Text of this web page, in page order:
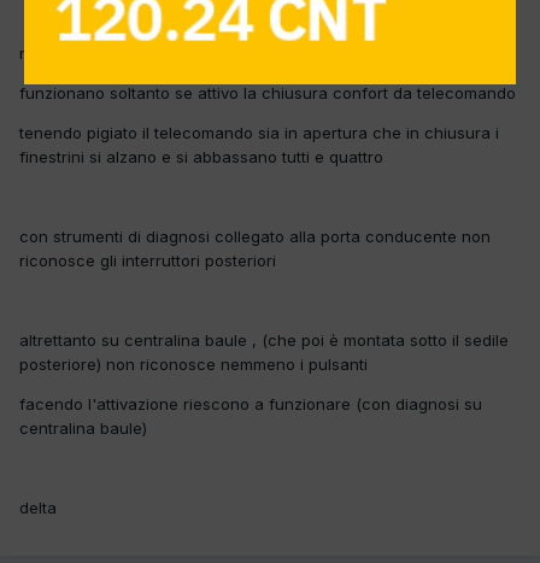
non funzionano gli alzacristalli posteriori ca circa 1 anno
funzionano soltanto se attivo la chiusura confort da telecomando
tenendo pigiato il telecomando sia in apertura che in chiusura i
finestrini si alzano e si abbassano tutti e quattro
con strumenti di diagnosi collegato alla porta conducente non
riconosce gli interruttori posteriori
altrettanto su centralina baule , (che poi è montata sotto il sedile
posteriore) non riconosce nemmeno i pulsanti
facendo l'attivazione riescono a funzionare (con diagnosi su
centralina baule)
delta